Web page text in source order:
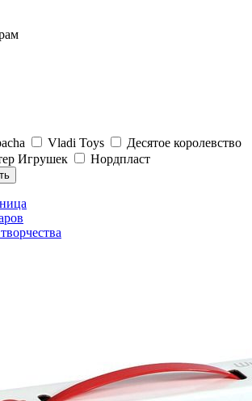
Vladi Toys
Десятое королевство
Игрушек Нордпласт